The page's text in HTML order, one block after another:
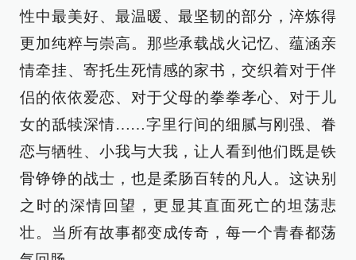
性中最美好、最温暖、最坚韧的部分，淬炼得
更加纯粹与崇高。那些承载战火记忆、蕴涵亲
情牵挂、寄托生死情感的家书，交织着对于伴
侣的依依爱恋、对于父母的拳拳孝心、对于儿
女的舐犊深情……字里行间的细腻与刚强、眷
恋与牺牲、小我与大我，让人看到他们既是铁
骨铮铮的战士，也是柔肠百转的凡人。这诀别
之时的深情回望，更显其直面死亡的坦荡悲
壮。当所有故事都变成传奇，每一个青春都荡